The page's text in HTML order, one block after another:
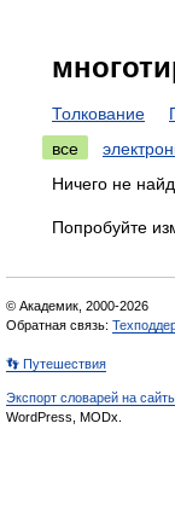
Толкование
все
Ничего не
Попробуйте
© Академик, 2000-2026
Обратная связь:
👣 Путешествия
Экспорт словарей на
WordPress, MODx.